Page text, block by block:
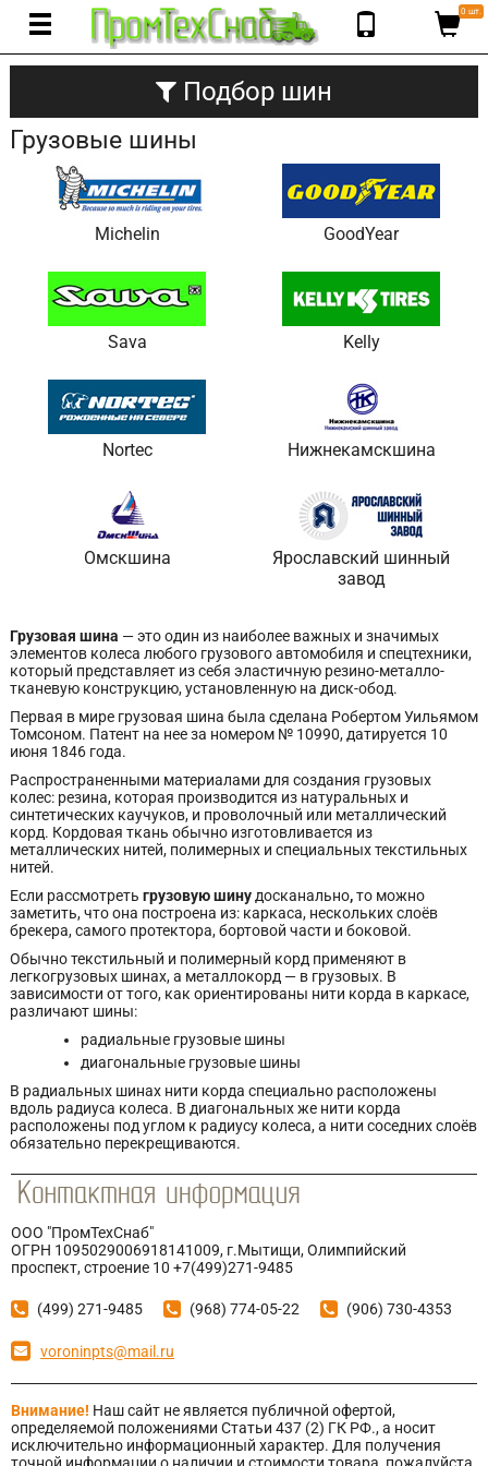
0 шт.
Подбор шин
Грузовые шины
Michelin GoodYear
Sava Kelly
Nortec Нижнекамскшина
Омскшина
Ярославский шинный
завод
Грузовая шина — это один из наиболее важных и значимых
элементов колеса любого грузового автомобиля и спецтехники,
который представляет из себя эластичную резино-металло-
тканевую конструкцию, установленную на диск-обод.
Первая в мире грузовая шина была сделана Робертом Уильямом
Томсоном. Патент на нее за номером № 10990, датируется 10
июня 1846 года.
Распространенными материалами для создания грузовых
колес: резина, которая производится из натуральных и
синтетических каучуков, и проволочный или металлический
корд. Кордовая ткань обычно изготовливается из
металлических нитей, полимерных и специальных текстильных
нитей.
Если рассмотреть грузовую шину досканально,то можно
заметить, что она построена из: каркаса, нескольких слоёв
брекера, самого протектора, бортовой части и боковой.
Обычно текстильный и полимерный корд применяют в
легкогрузовых шинах, а металлокорд — в грузовых. В
зависимости от того, как ориентированы нити корда в каркасе,
различают шины:
радиальные грузовые шины
диагональные грузовые шины
В радиальных шинах нити корда специально расположены
вдоль радиуса колеса. В диагональных же нити корда
расположены под углом к радиусу колеса, а нити соседних слоёв
обязательно перекрещиваются.
ООО "ПромТехСнаб"
ОГРН 1095029006918141009, г.Мытищи, Олимпийский
проспект, строение 10 +7(499)271-9485
(499) 271-9485 (968) 774-05-22 (906) 730-4353
voroninpts@mail.ru
Внимание! Наш сайт не является публичной офертой,
определяемой положениями Статьи 437 (2) ГК РФ., а носит
исключительно информационный характер. Для получения